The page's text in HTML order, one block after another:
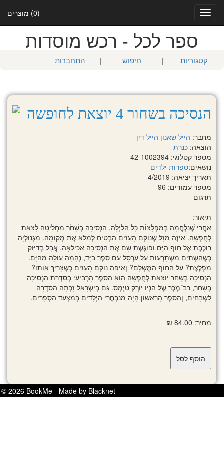
(0) מוצרים
Toggle
navigation
ספר לכל - רכש מוסדות
קטגוריות | חיפוש | התחברות
הנסיכה בשחור 4 יוצאת לחופשה
מחבר: הייל שאנון הייל דין
הוצאה: כנרת
מספר קטלוגי: 42-1002394
נושאים:ספרות ילדים
תאריך יציאה: 4/2019
מספר עמודים: 96
תרגום
תיאור:
אַחֲרֵי שֶׁנִּלְחֲמָה בְּמִפְלָצוֹת כָּל הַלַּיְלָה, הַנְּסִיכָה בְּשָׁחֹר מַחְלִיטָה לָצֵאת
לְחֻפְשָׁה. אֵיזֶה מַזָּל שֶׁנּוֹקֵם הָעִזִּים הִבְטִיחַ לְמַלֵּא אֶת מְקוֹמָהּ. מַגְנוֹלְיָה
רוֹכֶבֶת אֶל חוֹף הַיָּם וּפוֹגֶשֶׁת שָׁם אֶת הַנְּסִיכָה אָכִילֵאָה, אֲבָל בְּדִיּוּק
כְּשֶׁהַשְּׁתַּיִם מִשְׂתָּרְעוֹת עַל עַרְסָל עִם סֵפֶר בַּיָּד, נְהָמָה עוֹלָה מֵהַיָּם.
מִפְלֶצֶת? עַל הַחוֹף הַמֻּשְׁלָם? וְאֵיפֹה נוֹקֵם הָעִזִּים כְּשֶׁצָּרִיךְ אוֹתוֹ?
הַנְּסיכָה בְּשָׁחֹר יוֹצֵאת לְחֻפְשָׁה הוּא הַסֵּפֶר הָרְבִיעִי בְּסִדְרַת הַנְּסיכָה
בְּשָׁחֹר, רַב־מֶכֶר שֶׁל הַנְּיוּ יוֹרְק טַיְמְס. גַּם בְּיִשְׂרָאֵל זָכְתָה הַסִּדְרָה
לִשְׁבָחִים, וְהַסֵּפֶר הָרִאשׁוֹן הָיָה מִנִּבְחֲרֵי הַיְּלָדִים בְּמִצְעַד הַסְּפָרִים.
מחיר: 84.00 ₪
© 2026 BookMe - Made by Blacknet